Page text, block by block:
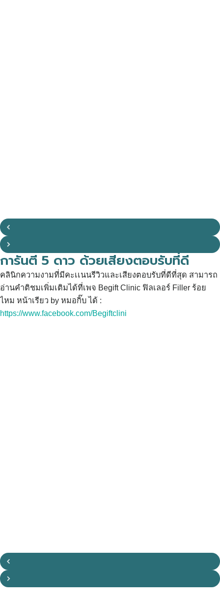
การันตี 5 ดาว ด้วยเสียงตอบรับที่ดี
คลินิกความงามที่มีคะเเนนรีวิวและเสียงตอบรับที่ดีที่สุด สามารถ
อ่านคำติชมเพิ่มเติมได้ที่เพจ Begift Clinic ฟิลเลอร์ Filler ร้อย
ไหม หน้าเรียว by หมอกิ๊บ ได้ :
https://www.facebook.com/Begiftclini